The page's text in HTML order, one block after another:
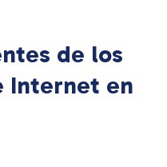
de los
Internet en